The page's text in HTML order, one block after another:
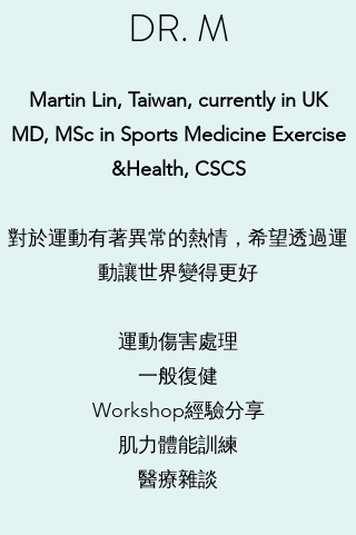
DR. M
Martin Lin, Taiwan, currently in UK
MD, MSc in Sports Medicine Exercise
&Health, CSCS
對於運動有著異常的熱情，希望透過運
動讓世界變得更好
運動傷害處理
​一般復健
Workshop經驗分享
肌力體能訓練
​醫療雜談